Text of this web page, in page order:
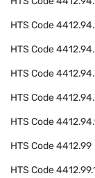
HTS Code
HTS Code
HTS Code
HTS Code
HTS Code
HTS Code4412.99
HTS Code